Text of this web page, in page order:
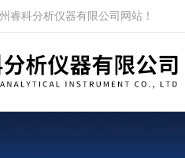
睿科分析仪器有限公司网站！